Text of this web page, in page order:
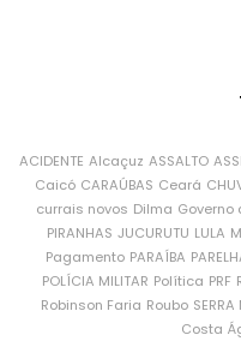
ACIDENTE Alcaçuz ASSALTO
Caicó CARAÚBAS Ceará
currais novos Dilma Governo
PIRANHAS JUCURUTU LULA
Pagamento PARAÍBA
POLÍCIA MILITAR Política PRF
Robinson Faria Roubo SERRA
Costa